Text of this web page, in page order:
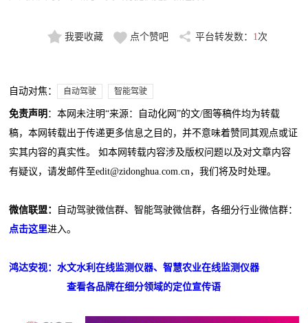
我要收藏 点个赞吧 平台转发数： 1次
自动对焦： 自动驾驶 智能驾驶
免责声明 ：本网未注明“来源：自动化网”的文/图等稿件均为转载
稿，本网转载出于传递更多信息之目的，并不意味着赞同其观点或证
实其内容的真实性。 如本网转载内容涉及版权问题以及对文章内容
有疑议，请发邮件至edit@zidonghua.com.cn，我们将及时处理。
微信联盟：
自动驾驶微信群、智能驾驶微信群，各细分行业微信群：
点击这里进入。
鸿达安视：水文水利在线监测仪器、智慧农业在线监测仪器
查看各品牌在细分领域的定位宣传语